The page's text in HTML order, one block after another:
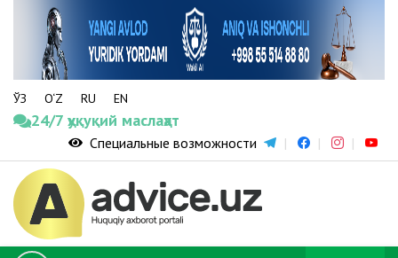
ЎЗ O‘Z RU EN
24/7 ҳуқуқий маслаҳат
Специальные возможности